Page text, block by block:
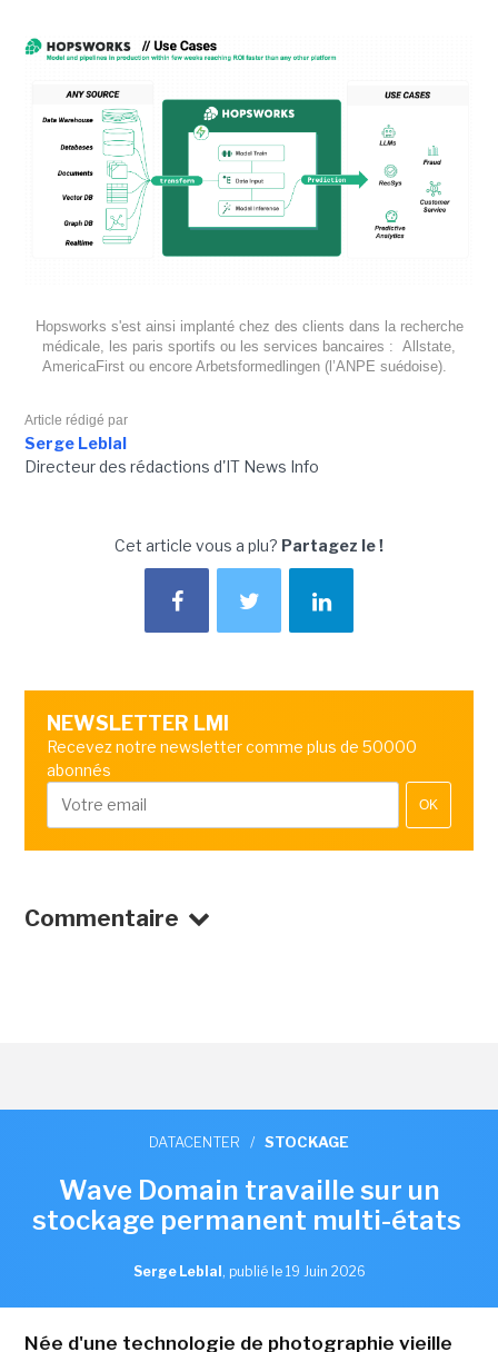
Hopsworks s'est ainsi implanté chez des clients dans la recherche
médicale, les paris sportifs ou les services bancaires : Allstate,
AmericaFirst ou encore Arbetsformedlingen (l’ANPE suédoise).
Article rédigé par
Serge Leblal
Directeur des rédactions d'IT News Info
Cet article vous a plu? Partagez le !
NEWSLETTER LMI
Recevez notre newsletter comme plus de 50000
abonnés
OK
Commentaire
DATACENTER / STOCKAGE
Wave Domain travaille sur un
stockage permanent multi-états
Serge Leblal , publié le 19 Juin 2026
Née d'une technologie de photographie vieille